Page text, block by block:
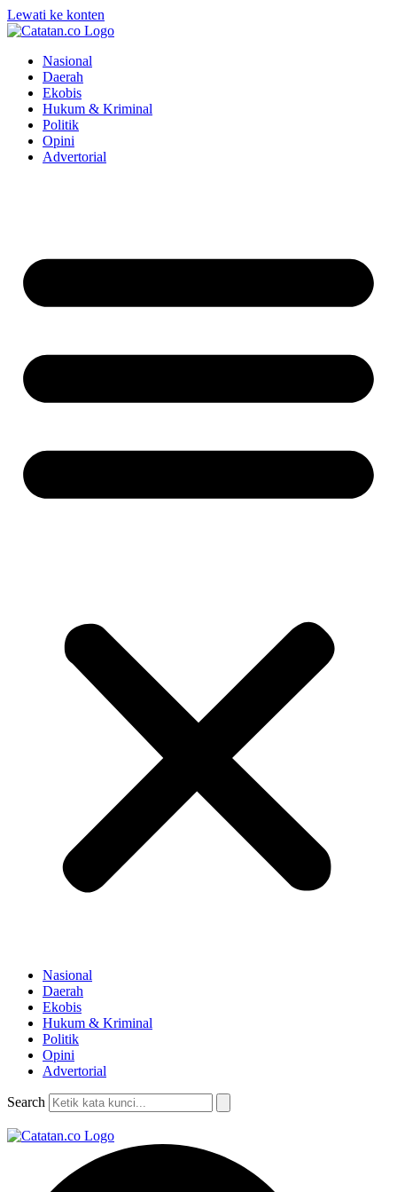
Lewati ke konten
Nasional
Daerah
Ekobis
Hukum & Kriminal
Politik
Opini
Advertorial
Nasional
Daerah
Ekobis
Hukum & Kriminal
Politik
Opini
Advertorial
Search